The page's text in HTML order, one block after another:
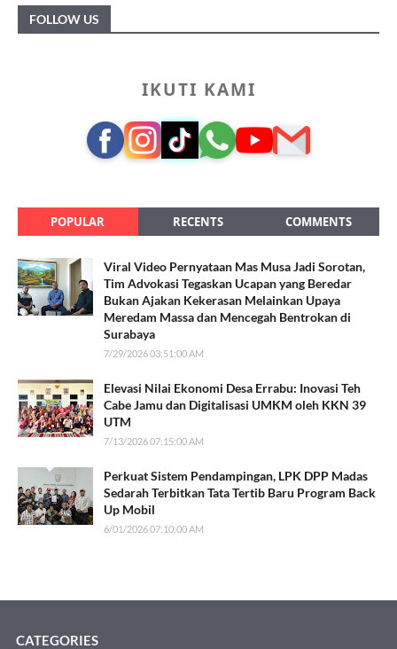
FOLLOW US
IKUTI KAMI
POPULAR RECENTS COMMENTS
Viral Video Pernyataan Mas Musa Jadi Sorotan,
Tim Advokasi Tegaskan Ucapan yang Beredar
Bukan Ajakan Kekerasan Melainkan Upaya
Meredam Massa dan Mencegah Bentrokan di
Surabaya
7/29/2026 03:51:00 AM
Elevasi Nilai Ekonomi Desa Errabu: Inovasi Teh
Cabe Jamu dan Digitalisasi UMKM oleh KKN 39
UTM
7/13/2026 07:15:00 AM
Perkuat Sistem Pendampingan, LPK DPP Madas
Sedarah Terbitkan Tata Tertib Baru Program Back
Up Mobil
6/01/2026 07:10:00 AM
CATEGORIES